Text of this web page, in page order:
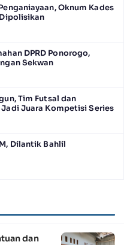
Oknum Kades
DPRD Ponorogo,
Sekwan
Tim Futsal dan
Juara Kompetisi Series
Dilantik Bahlil
dan